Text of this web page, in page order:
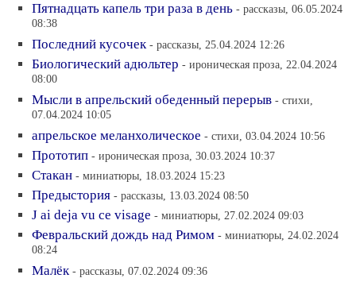
Пятнадцать капель три раза в день - рассказы, 06.05.2024
08:38
Последний кусочек - рассказы, 25.04.2024 12:26
Биологический адюльтер - ироническая проза, 22.04.2024
08:00
Мысли в апрельский обеденный перерыв - стихи,
07.04.2024 10:05
апрельское меланхолическое - стихи, 03.04.2024 10:56
Прототип - ироническая проза, 30.03.2024 10:37
Стакан - миниатюры, 18.03.2024 15:23
Предыстория - рассказы, 13.03.2024 08:50
J ai deja vu ce visage - миниатюры, 27.02.2024 09:03
Февральский дождь над Римом - миниатюры, 24.02.2024
08:24
Малёк - рассказы, 07.02.2024 09:36